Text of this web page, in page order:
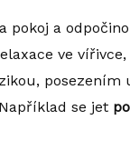
pokoj a
ve
posezením
se jet